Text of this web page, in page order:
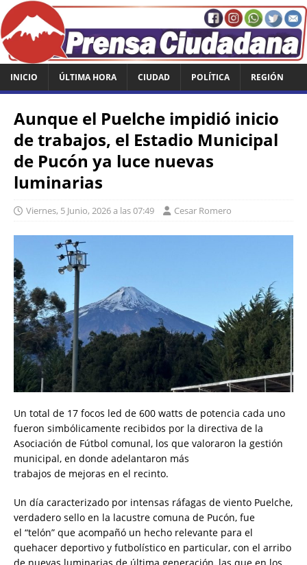
INICIO ÚLTIMA HORA CIUDAD POLÍTICA REGIÓN
Aunque el Puelche impidió inicio
de trabajos, el Estadio Municipal
de Pucón ya luce nuevas
luminarias
Viernes, 5 Junio, 2026 a las 07:49 Cesar Romero
Un total de 17 focos led de 600 watts de potencia cada uno
fueron simbólicamente recibidos por la directiva de la
Asociación de Fútbol comunal, los que valoraron la gestión
municipal, en donde adelantaron más
trabajos de mejoras en el recinto.
Un día caracterizado por intensas ráfagas de viento Puelche,
verdadero sello en la lacustre comuna de Pucón, fue
el “telón” que acompañó un hecho relevante para el
quehacer deportivo y futbolístico en particular, con el arribo